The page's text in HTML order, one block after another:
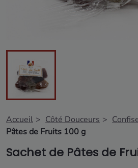
Accueil Côté Douceurs
Pâtes de Fruits 100 g
Sachet de Pâtes de